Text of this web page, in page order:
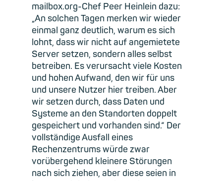
mailbox.org-Chef Peer Heinlein dazu:
„An solchen Tagen merken wir wieder
einmal ganz deutlich, warum es sich
lohnt, dass wir nicht auf angemietete
Server setzen, sondern alles selbst
betreiben. Es verursacht viele Kosten
und hohen Aufwand, den wir für uns
und unsere Nutzer hier treiben. Aber
wir setzen durch, dass Daten und
Systeme an den Standorten doppelt
gespeichert und vorhanden sind.“ Der
vollständige Ausfall eines
Rechenzentrums würde zwar
vorübergehend kleinere Störungen
nach sich ziehen, aber diese seien in